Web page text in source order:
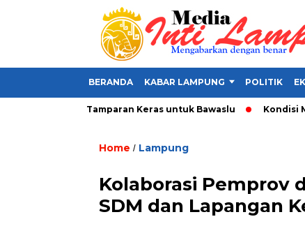
BERANDA KABAR LAMPUNG POLITIK
Alat Politik, Tamparan Keras untuk Bawaslu Kondisi
Home / Lampung
Kolaborasi Pemprov
SDM dan Lapangan